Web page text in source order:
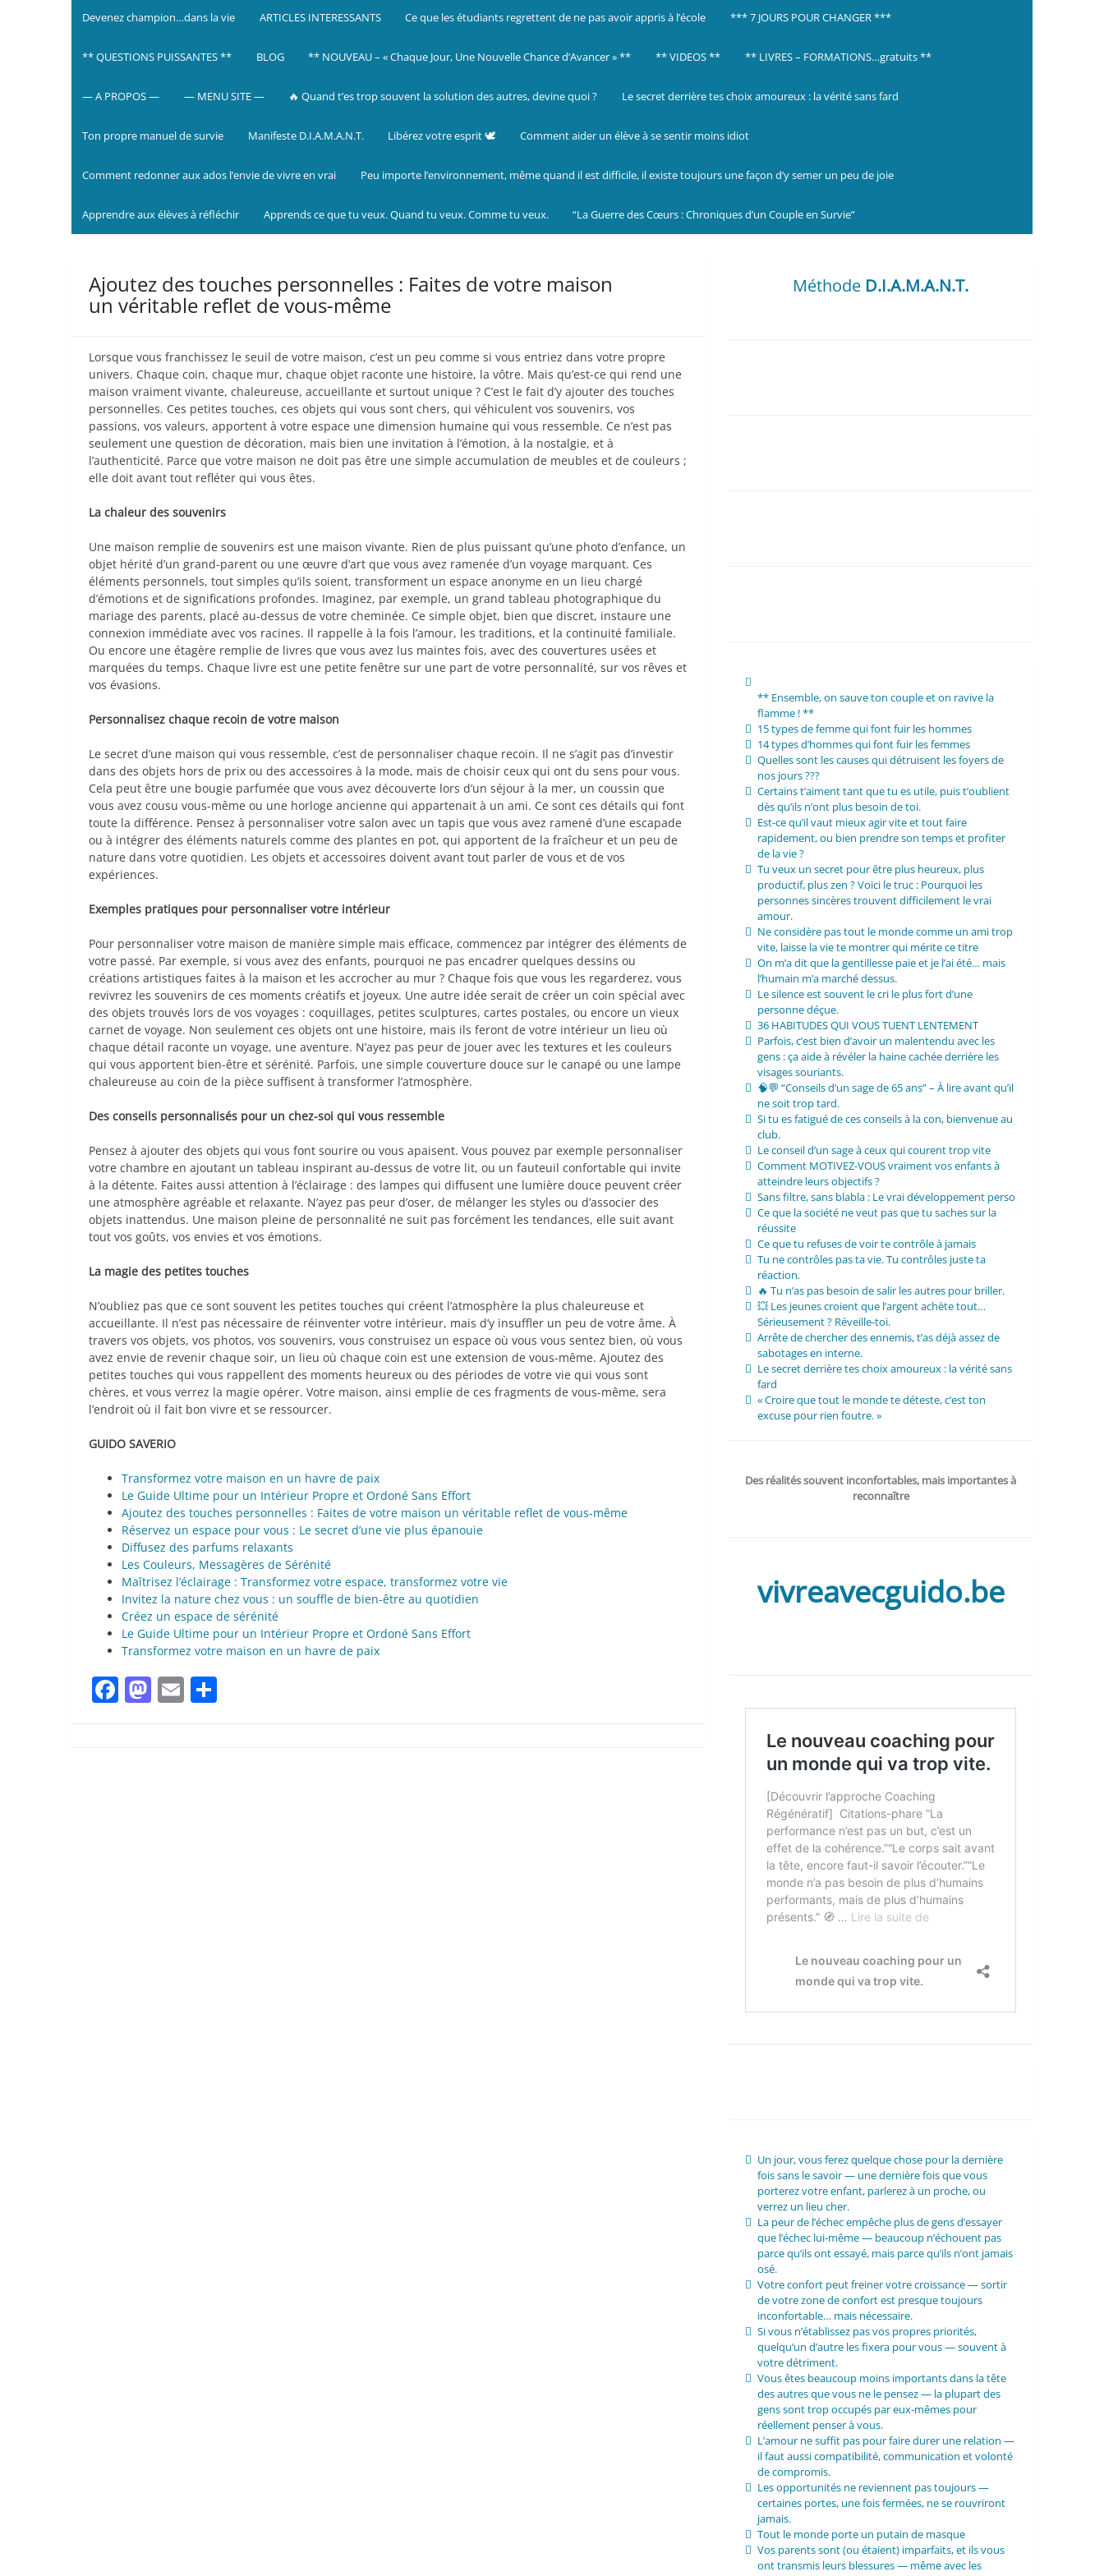
Devenez champion…dans la vie ARTICLES INTERESSANTS Ce que les étudiants regrettent de ne pas avoir appris à l’école *** 7 JOURS POUR CHANGER ***
** QUESTIONS PUISSANTES ** BLOG ** NOUVEAU – « Chaque Jour, Une Nouvelle Chance d’Avancer » ** ** VIDEOS ** ** LIVRES – FORMATIONS…gratuits **
— A PROPOS — — MENU SITE — 🔥 Quand t’es trop souvent la solution des autres, devine quoi ? Le secret derrière tes choix amoureux : la vérité sans fard
Ton propre manuel de survie Manifeste D.I.A.M.A.N.T. Libérez votre esprit 🕊️ Comment aider un élève à se sentir moins idiot
Comment redonner aux ados l’envie de vivre en vrai Peu importe l’environnement, même quand il est difficile, il existe toujours une façon d’y semer un peu de joie
Apprendre aux élèves à réfléchir Apprends ce que tu veux. Quand tu veux. Comme tu veux. “La Guerre des Cœurs : Chroniques d’un Couple en Survie”
Ajoutez des touches personnelles : Faites de votre maison
un véritable reflet de vous-même
Lorsque vous franchissez le seuil de votre maison, c’est un peu comme si vous entriez dans votre propre
univers. Chaque coin, chaque mur, chaque objet raconte une histoire, la vôtre. Mais qu’est-ce qui rend une
maison vraiment vivante, chaleureuse, accueillante et surtout unique ? C’est le fait d’y ajouter des touches
personnelles. Ces petites touches, ces objets qui vous sont chers, qui véhiculent vos souvenirs, vos
passions, vos valeurs, apportent à votre espace une dimension humaine qui vous ressemble. Ce n’est pas
seulement une question de décoration, mais bien une invitation à l’émotion, à la nostalgie, et à
l’authenticité. Parce que votre maison ne doit pas être une simple accumulation de meubles et de couleurs ;
elle doit avant tout refléter qui vous êtes.
La chaleur des souvenirs
Une maison remplie de souvenirs est une maison vivante. Rien de plus puissant qu’une photo d’enfance, un
objet hérité d’un grand-parent ou une œuvre d’art que vous avez ramenée d’un voyage marquant. Ces
éléments personnels, tout simples qu’ils soient, transforment un espace anonyme en un lieu chargé
d’émotions et de significations profondes. Imaginez, par exemple, un grand tableau photographique du
mariage des parents, placé au-dessus de votre cheminée. Ce simple objet, bien que discret, instaure une
connexion immédiate avec vos racines. Il rappelle à la fois l’amour, les traditions, et la continuité familiale.
Ou encore une étagère remplie de livres que vous avez lus maintes fois, avec des couvertures usées et
marquées du temps. Chaque livre est une petite fenêtre sur une part de votre personnalité, sur vos rêves et
vos évasions.
Personnalisez chaque recoin de votre maison
Le secret d’une maison qui vous ressemble, c’est de personnaliser chaque recoin. Il ne s’agit pas d’investir
dans des objets hors de prix ou des accessoires à la mode, mais de choisir ceux qui ont du sens pour vous.
Cela peut être une bougie parfumée que vous avez découverte lors d’un séjour à la mer, un coussin que
vous avez cousu vous-même ou une horloge ancienne qui appartenait à un ami. Ce sont ces détails qui font
toute la différence. Pensez à personnaliser votre salon avec un tapis que vous avez ramené d’une escapade
ou à intégrer des éléments naturels comme des plantes en pot, qui apportent de la fraîcheur et un peu de
nature dans votre quotidien. Les objets et accessoires doivent avant tout parler de vous et de vos
expériences.
Exemples pratiques pour personnaliser votre intérieur
Pour personnaliser votre maison de manière simple mais efficace, commencez par intégrer des éléments de
votre passé. Par exemple, si vous avez des enfants, pourquoi ne pas encadrer quelques dessins ou
créations artistiques faites à la maison et les accrocher au mur ? Chaque fois que vous les regarderez, vous
revivrez les souvenirs de ces moments créatifs et joyeux. Une autre idée serait de créer un coin spécial avec
des objets trouvés lors de vos voyages : coquillages, petites sculptures, cartes postales, ou encore un vieux
carnet de voyage. Non seulement ces objets ont une histoire, mais ils feront de votre intérieur un lieu où
chaque détail raconte un voyage, une aventure. N’ayez pas peur de jouer avec les textures et les couleurs
qui vous apportent bien-être et sérénité. Parfois, une simple couverture douce sur le canapé ou une lampe
chaleureuse au coin de la pièce suffisent à transformer l’atmosphère.
Des conseils personnalisés pour un chez-soi qui vous ressemble
Pensez à ajouter des objets qui vous font sourire ou vous apaisent. Vous pouvez par exemple personnaliser
votre chambre en ajoutant un tableau inspirant au-dessus de votre lit, ou un fauteuil confortable qui invite
à la détente. Faites aussi attention à l’éclairage : des lampes qui diffusent une lumière douce peuvent créer
une atmosphère agréable et relaxante. N’ayez pas peur d’oser, de mélanger les styles ou d’associer des
objets inattendus. Une maison pleine de personnalité ne suit pas forcément les tendances, elle suit avant
tout vos goûts, vos envies et vos émotions.
La magie des petites touches
N’oubliez pas que ce sont souvent les petites touches qui créent l’atmosphère la plus chaleureuse et
accueillante. Il n’est pas nécessaire de réinventer votre intérieur, mais d’y insuffler un peu de votre âme. À
travers vos objets, vos photos, vos souvenirs, vous construisez un espace où vous vous sentez bien, où vous
avez envie de revenir chaque soir, un lieu où chaque coin est une extension de vous-même. Ajoutez des
petites touches qui vous rappellent des moments heureux ou des périodes de votre vie qui vous sont
chères, et vous verrez la magie opérer. Votre maison, ainsi emplie de ces fragments de vous-même, sera
l’endroit où il fait bon vivre et se ressourcer.
GUIDO SAVERIO
Transformez votre maison en un havre de paix
Le Guide Ultime pour un Intérieur Propre et Ordoné Sans Effort
Ajoutez des touches personnelles : Faites de votre maison un véritable reflet de vous-même
Réservez un espace pour vous : Le secret d’une vie plus épanouie
Diffusez des parfums relaxants
Les Couleurs, Messagères de Sérénité
Maîtrisez l’éclairage : Transformez votre espace, transformez votre vie
Invitez la nature chez vous : un souffle de bien-être au quotidien
Créez un espace de sérénité
Le Guide Ultime pour un Intérieur Propre et Ordoné Sans Effort
Transformez votre maison en un havre de paix
Facebook
Mastodon
Email
Méthode D.I.A.M.A.N.T.
** Ensemble, on sauve ton couple et on ravive la
flamme ! **
15 types de femme qui font fuir les hommes
14 types d’hommes qui font fuir les femmes
Quelles sont les causes qui détruisent les foyers de
nos jours ???
Certains t’aiment tant que tu es utile, puis t’oublient
dès qu’ils n’ont plus besoin de toi.
Est-ce qu’il vaut mieux agir vite et tout faire
rapidement, ou bien prendre son temps et profiter
de la vie ?
Tu veux un secret pour être plus heureux, plus
productif, plus zen ? Voici le truc : Pourquoi les
personnes sincères trouvent difficilement le vrai
amour.
Ne considère pas tout le monde comme un ami trop
vite, laisse la vie te montrer qui mérite ce titre
On m’a dit que la gentillesse paie et je l’ai été… mais
l’humain m’a marché dessus.
Le silence est souvent le cri le plus fort d’une
personne déçue.
36 HABITUDES QUI VOUS TUENT LENTEMENT
Parfois, c’est bien d’avoir un malentendu avec les
gens : ça aide à révéler la haine cachée derrière les
visages souriants.
🧠💬 “Conseils d’un sage de 65 ans” – À lire avant qu’il
ne soit trop tard.
Si tu es fatigué de ces conseils à la con, bienvenue au
club.
Le conseil d’un sage à ceux qui courent trop vite
Comment MOTIVEZ-VOUS vraiment vos enfants à
atteindre leurs objectifs ?
Sans filtre, sans blabla : Le vrai développement perso
Ce que la société ne veut pas que tu saches sur la
réussite
Ce que tu refuses de voir te contrôle à jamais
Tu ne contrôles pas ta vie. Tu contrôles juste ta
réaction.
🔥 Tu n’as pas besoin de salir les autres pour briller.
💥 Les jeunes croient que l’argent achète tout…
Sérieusement ? Réveille-toi.
Arrête de chercher des ennemis, t’as déjà assez de
sabotages en interne.
Le secret derrière tes choix amoureux : la vérité sans
fard
« Croire que tout le monde te déteste, c’est ton
excuse pour rien foutre. »
Des réalités souvent inconfortables, mais importantes à
reconnaître
vivreavecguido.be
Un jour, vous ferez quelque chose pour la dernière
fois sans le savoir — une dernière fois que vous
porterez votre enfant, parlerez à un proche, ou
verrez un lieu cher.
La peur de l’échec empêche plus de gens d’essayer
que l’échec lui-même — beaucoup n’échouent pas
parce qu’ils ont essayé, mais parce qu’ils n’ont jamais
osé.
Votre confort peut freiner votre croissance — sortir
de votre zone de confort est presque toujours
inconfortable… mais nécessaire.
Si vous n’établissez pas vos propres priorités,
quelqu’un d’autre les fixera pour vous — souvent à
votre détriment.
Vous êtes beaucoup moins importants dans la tête
des autres que vous ne le pensez — la plupart des
gens sont trop occupés par eux-mêmes pour
réellement penser à vous.
L’amour ne suffit pas pour faire durer une relation —
il faut aussi compatibilité, communication et volonté
de compromis.
Les opportunités ne reviennent pas toujours —
certaines portes, une fois fermées, ne se rouvriront
jamais.
Tout le monde porte un putain de masque
Vos parents sont (ou étaient) imparfaits, et ils vous
ont transmis leurs blessures — même avec les